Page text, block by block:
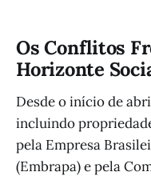
Os Conflitos
Horizonte
Desde o início de
incluindo
pela Empresa
(Embrapa) e pela